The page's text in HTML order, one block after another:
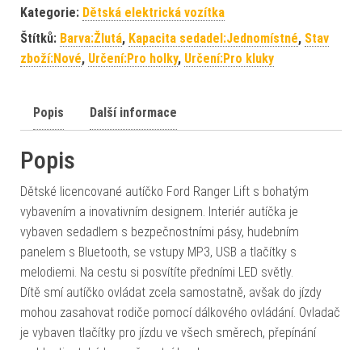
Kategorie: Dětská elektrická vozítka
Štítků: Barva:Žlutá, Kapacita sedadel:Jednomístné, Stav
zboží:Nové, Určení:Pro holky, Určení:Pro kluky
Popis Další informace
Popis
Dětské licencované autíčko Ford Ranger Lift s bohatým
vybavením a inovativním designem. Interiér autíčka je
vybaven sedadlem s bezpečnostními pásy, hudebním
panelem s Bluetooth, se vstupy MP3, USB a tlačítky s
melodiemi. Na cestu si posvítíte předními LED světly.
Dítě smí autíčko ovládat zcela samostatně, avšak do jízdy
mohou zasahovat rodiče pomocí dálkového ovládání. Ovladač
je vybaven tlačítky pro jízdu ve všech směrech, přepínání